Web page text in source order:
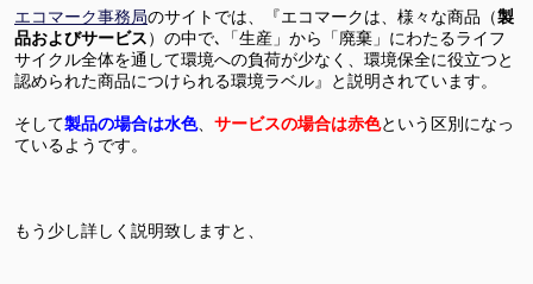
エコマーク事務局のサイトでは、『エコマークは、様々な商品（製
品およびサービス）の中で､「生産」から「廃棄」にわたるライフ
サイクル全体を通して環境への負荷が少なく、環境保全に役立つと
認められた商品につけられる環境ラベル』と説明されています。
そして製品の場合は水色、 サービスの場合は赤色という区別になっ
ているようです。
もう少し詳しく説明致しますと、